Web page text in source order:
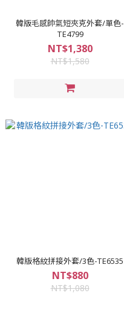
韓版毛感帥氣短夾克外套/單色-
TE4799
NT$1,380
NT$1,580
韓版格紋拼接外套/3色-TE6535
NT$880
NT$1,080